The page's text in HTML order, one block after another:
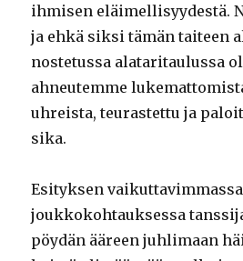
ihmisen eläimellisyydestä.
ja ehkä siksi tämän taiteen
nostetussa alataritaulussa
ahneutemme
uhreista, teurastettu ja
sika.
Esityksen vaikuttavimmassa
joukkokohtauksessa
pöydän ääreen juhlimaan